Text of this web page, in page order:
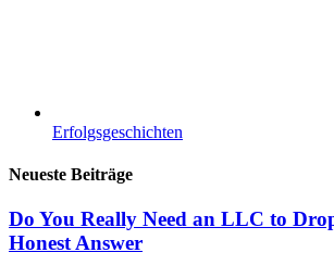
Erfolgsgeschichten
Neueste Beiträge
Do You Really Need an LLC to
Honest Answer